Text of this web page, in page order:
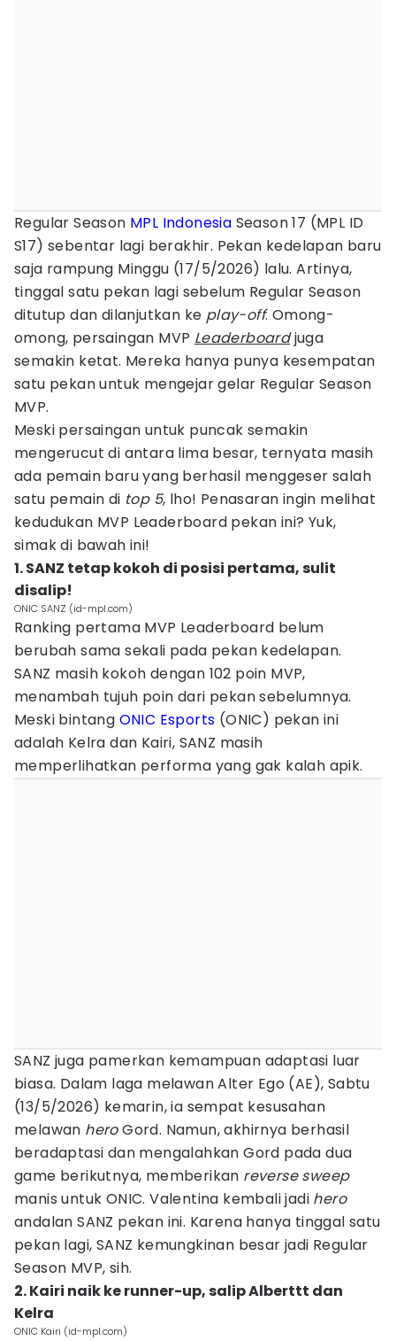
Regular Season MPL Indonesia Season 17 (MPL ID
S17) sebentar lagi berakhir. Pekan kedelapan baru
saja rampung Minggu (17/5/2026) lalu. Artinya,
tinggal satu pekan lagi sebelum Regular Season
ditutup dan dilanjutkan ke play-off. Omong-
omong, persaingan MVP Leaderboard juga
semakin ketat. Mereka hanya punya kesempatan
satu pekan untuk mengejar gelar Regular Season
MVP.
Meski persaingan untuk puncak semakin
mengerucut di antara lima besar, ternyata masih
ada pemain baru yang berhasil menggeser salah
satu pemain di top 5, lho! Penasaran ingin melihat
kedudukan MVP Leaderboard pekan ini? Yuk,
simak di bawah ini!
1. SANZ tetap kokoh di posisi pertama, sulit
disalip!
ONIC SANZ (id-mpl.com)
Ranking pertama MVP Leaderboard belum
berubah sama sekali pada pekan kedelapan.
SANZ masih kokoh dengan 102 poin MVP,
menambah tujuh poin dari pekan sebelumnya.
Meski bintang ONIC Esports (ONIC) pekan ini
adalah Kelra dan Kairi, SANZ masih
memperlihatkan performa yang gak kalah apik.
SANZ juga pamerkan kemampuan adaptasi luar
biasa. Dalam laga melawan Alter Ego (AE), Sabtu
(13/5/2026) kemarin, ia sempat kesusahan
melawan heroGord. Namun, akhirnya berhasil
beradaptasi dan mengalahkan Gord pada dua
game berikutnya, memberikan reverse sweep
manis untuk ONIC. Valentina kembali jadi hero
andalan SANZ pekan ini. Karena hanya tinggal satu
pekan lagi, SANZ kemungkinan besar jadi Regular
Season MVP, sih.
2. Kairi naik ke runner-up, salip Alberttt dan
Kelra
ONIC Kairi (id-mpl.com)